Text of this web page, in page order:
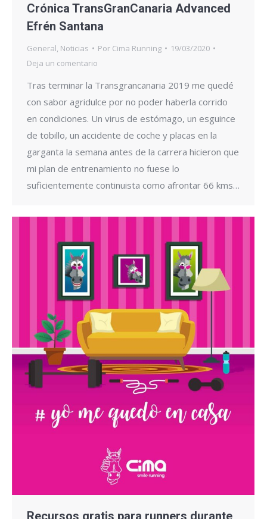
Crónica TransGranCanaria Advanced
Efrén Santana
General Noticias Por Cima Running
19/03/2020
Deja un comentario
Tras terminar la Transgrancanaria 2019 me quedé
con sabor agridulce por no poder haberla corrido
en condiciones. Un virus de estómago, un esguince
de tobillo, un accidente de coche y placas en la
garganta la semana antes de la carrera hicieron que
mi plan de entrenamiento no fuese lo
suficientemente continuista como afrontar 66 kms…
Recursos gratis para runners durante